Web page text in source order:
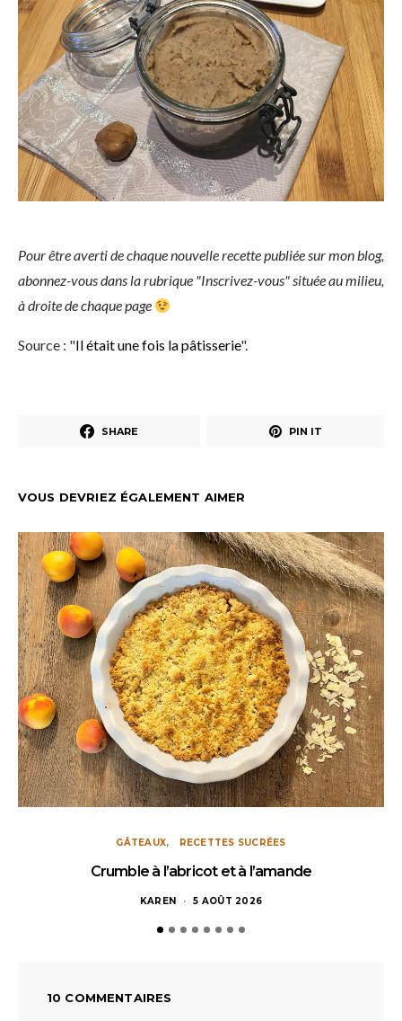
Pour être averti de chaque nouvelle recette publiée sur mon blog,
abonnez-vous dans la rubrique "Inscrivez-vous" située au milieu,
à droite de chaque page
Source : "Il était une fois la pâtisserie".
SHARE PIN IT
VOUS DEVRIEZ ÉGALEMENT AIMER
GÂTEAUX RECETTES SUCRÉES
Crumble à l’abricot et à l’amande
KAREN 5 AOÛT 2026
10 COMMENTAIRES